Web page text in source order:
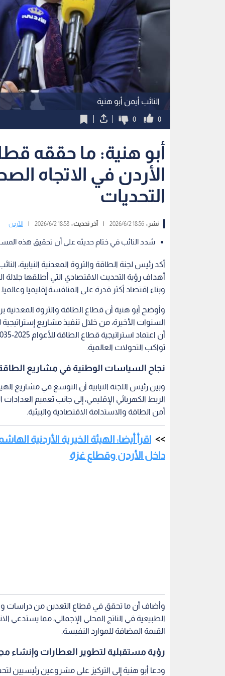
النائب أيمن أبو هنية
0
0
أبو هنية: ما حققه
الأردن في الاتجاه
التحديات
نشر :18:56 2026/6/2 آخر تحديث :18:58 2026/6/2 الأردن
شدد النائب في ختام حديثه على أن تحقيق هذه
أكد رئيس لجنة الطاقة والثروة المعدنية النيابية،
أهداف رؤية التحديث الاقتصادي التي أطلقها جلالة
وبناء اقتصاد أكثر قدرة على المنافسة إقليميا وعالميا.
وأوضح أبو هنية أن قطاع الطاقة والثروة
السنوات الأخيرة، من خلال تنفيذ مشاريع إستراتيجية
تواكب التحولات العالمية.
نجاح السياسات الوطنية في مشاريع
وبين رئيس اللجنة النيابية أن التوسع في مشاريع
الربط الكهربائي الإقليمي، إلى جانب تعميم
أمن الطاقة والاستدامة الاقتصادية والبيئية.
اقرأ أيضا: الهيئة الخيرية الأردنية
داخل الأردن وقطاع غزة
وأضاف أن ما تحقق في قطاع التعدين من دراسات
الطبيعية في الناتج المحلي الإجمالي، مما يستدعي
القيمة المضافة للموارد النفيسة.
رؤية مستقبلية لتطوير العطارات وإنشاء
ودعا أبو هنية إلى التركيز على مشروعين رئيسيين